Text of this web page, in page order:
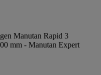
Manutan Rapid 3
mm - Manutan Expert